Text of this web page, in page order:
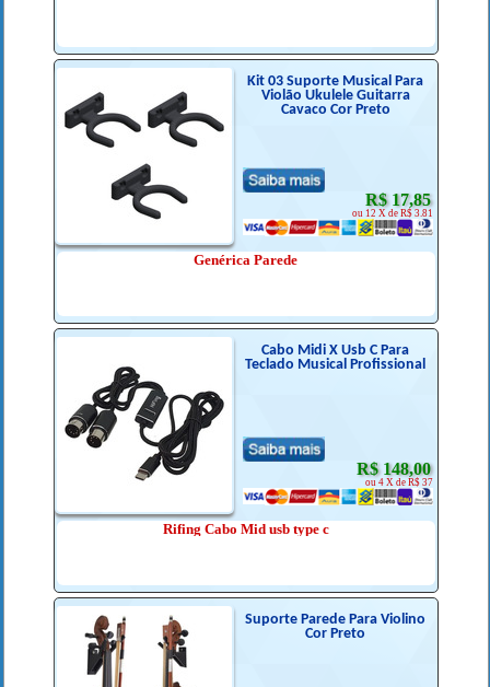
Kit 03 Suporte Musical Para
Violão Ukulele Guitarra
Cavaco Cor Preto
R$ 17,85
ou 12 X de R$ 3.81
Genérica Parede
Cabo Midi X Usb C Para
Teclado Musical Profissional
R$ 148,00
ou 4 X de R$ 37
Rifing Cabo Mid usb type c
Suporte Parede Para Violino
Cor Preto